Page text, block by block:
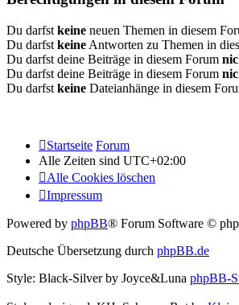
Du darfst keine neuen Themen in diesem
Du darfst keine Antworten zu Themen in
Du darfst deine Beiträge in diesem Forum
Du darfst deine Beiträge in diesem Forum
Du darfst keine Dateianhänge in diesem
Startseite Forum
Alle Zeiten sind UTC+02:00
Alle Cookies löschen
Impressum
Powered by phpBB® Forum Software ©
Deutsche Übersetzung durch phpBB.de
Style: Black-Silver by Joyce&Luna phpBB-